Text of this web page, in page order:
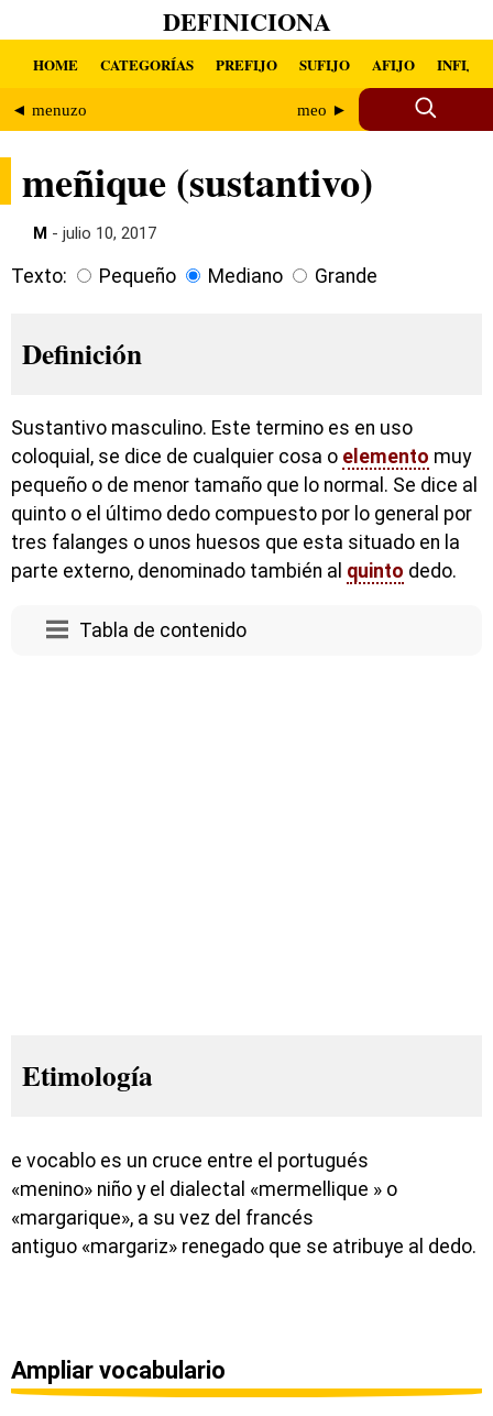
DEFINICIONA
HOME CATEGORÍAS PREFIJO SUFIJO AFIJO INFIJO
◄ menuzo meo ►
meñique (sustantivo)
M - julio 10, 2017
Texto: Pequeño Mediano Grande
Definición
Sustantivo masculino. Este termino es en uso
coloquial, se dice de cualquier cosa o elemento muy
pequeño o de menor tamaño que lo normal. Se dice al
quinto o el último dedo compuesto por lo general por
tres falanges o unos huesos que esta situado en la
parte externo, denominado también al quinto dedo.
Tabla de contenido
Etimología
e vocablo es un cruce entre el portugués
«menino» niño y el dialectal «mermellique » o
«margarique», a su vez del francés
antiguo «margariz» renegado que se atribuye al dedo.
Ampliar vocabulario